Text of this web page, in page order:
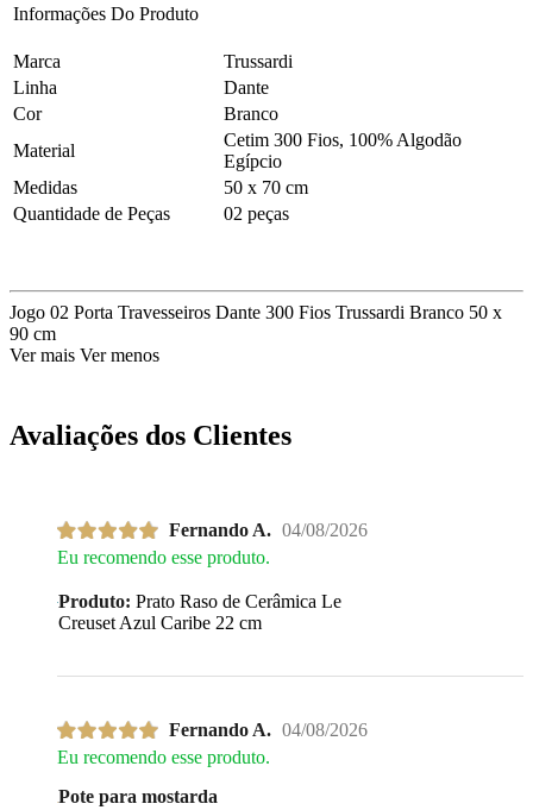
Informações Do Produto
Marca
Trussardi
Linha
Dante
Cor
Branco
Material
Cetim 300 Fios, 100% Algodão
Egípcio
Medidas
50 x 70 cm
Quantidade de Peças
02 peças
Jogo 02 Porta Travesseiros Dante 300 Fios Trussardi Branco 50 x
90 cm
Ver mais Ver menos
Avaliações dos Clientes
Fernando A. 04/08/2026
Eu recomendo esse produto.
Produto: Prato Raso de Cerâmica Le
Creuset Azul Caribe 22 cm
Fernando A. 04/08/2026
Eu recomendo esse produto.
Pote para mostarda